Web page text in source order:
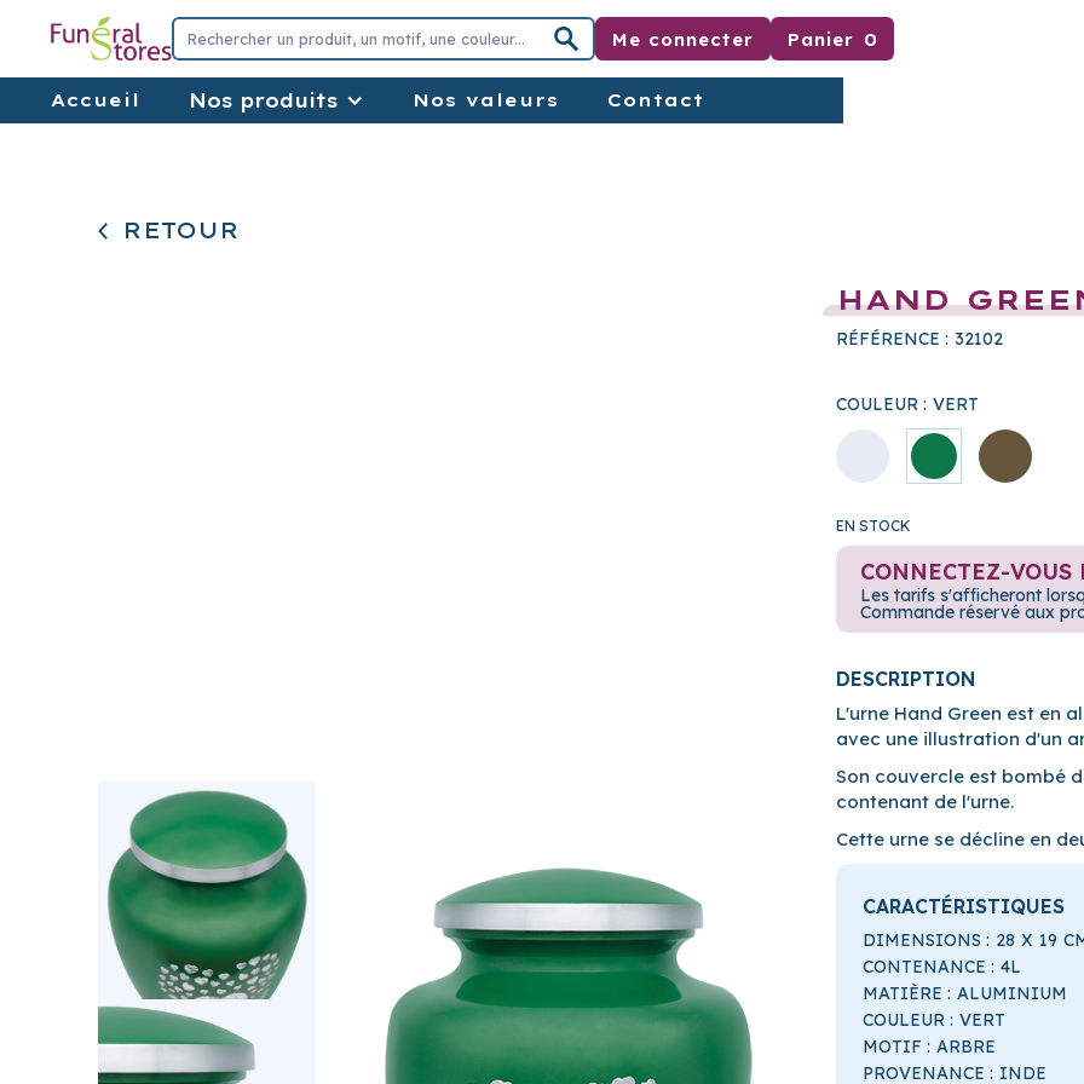
Rechercher un produit, un motif, une couleur... Me connecter Panier 0
Accueil Nos produits Nos valeurs Contact
RETOUR
HAND
RÉFÉRENCE : 32102
COULEUR : VERT
EN STOCK
CONNECTEZ-VOUS
Les tarifs s'afficheront
Commande réservé aux
DESCRIPTION
L'urne Hand Green est en
avec une illustration d'un
Son couvercle est bombé
contenant de l'urne.
Cette urne se décline en
CARACTÉRISTIQUES
DIMENSIONS : 28 X 19
CONTENANCE : 4L
MATIÈRE : ALUMINIUM
COULEUR : VERT
MOTIF : ARBRE
PROVENANCE : INDE